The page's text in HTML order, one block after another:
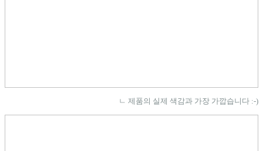
ㄴ 제품의 실제 색감과 가장 가깝습니다 :-)